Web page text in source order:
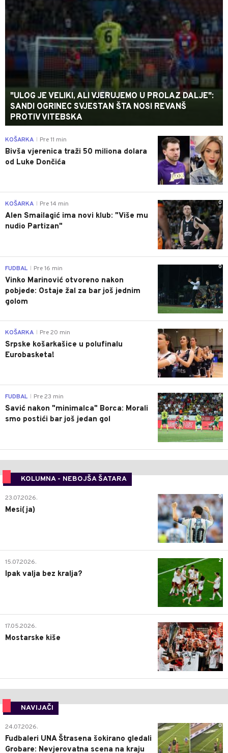
"ULOG JE VELIKI, ALI VJERUJEMO U PROLAZ DALJE":
SANDI OGRINEC SVJESTAN ŠTA NOSI REVANŠ
PROTIV VITEBSKA
0
KOŠARKA Pre 11 min
Bivša vjerenica traži 50 miliona dolara
od Luke Dončića
0
KOŠARKA Pre 14 min
Alen Smailagić ima novi klub: "Više mu
nudio Partizan"
0
FUDBAL Pre 16 min
Vinko Marinović otvoreno nakon
pobjede: Ostaje žal za bar još jednim
golom
0
KOŠARKA Pre 20 min
Srpske košarkašice u polufinalu
Eurobasketa!
0
FUDBAL Pre 23 min
Savić nakon "minimalca" Borca: Morali
smo postići bar još jedan gol
KOLUMNA - NEBOJŠA ŠATARA
0
23.07.2026.
Mesi(ja)
2
15.07.2026.
Ipak valja bez kralja?
0
17.05.2026.
Mostarske kiše
NAVIJAČI
0
24.07.2026.
Fudbaleri UNA Štrasena šokirano gledali
Grobare: Nevjerovatna scena na kraju